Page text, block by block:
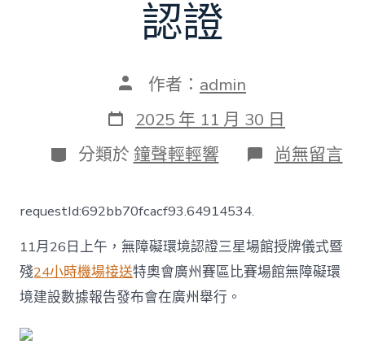
認證
文
作
者
作者： admin
發
表
日
期
2025 年 11 月 30 日
分
類
分類於 鐘聲輕輕響 在
〈全
廣
玩
翻
天
尚無留言
requestId:692bb70fcacf93.64914534.
11月26日上午，無障礙環境認證三星場館授牌儀式暨
殘24小時機場接送特奧會廣州賽區比賽場館無障礙環
境建設數據報告發布會在廣州舉行。